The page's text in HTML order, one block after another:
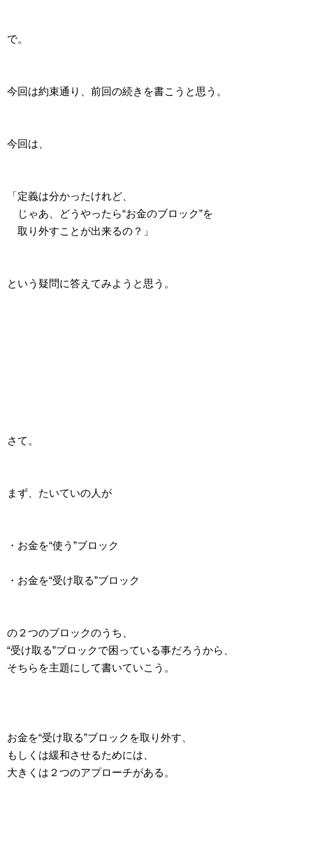
で。
今回は約束通り、前回の続きを書こうと思う。
今回は、
「定義は分かったけれど、
じゃあ、どうやったら“お金のブロック”を
取り外すことが出来るの？」
という疑問に答えてみようと思う。
さて。
まず、たいていの人が
・お金を“使う”ブロック
・お金を“受け取る”ブロック
の２つのブロックのうち、
“受け取る”ブロックで困っている事だろうから、
そちらを主題にして書いていこう。
お金を“受け取る”ブロックを取り外す、
もしくは緩和させるためには、
大きくは２つのアプローチがある。